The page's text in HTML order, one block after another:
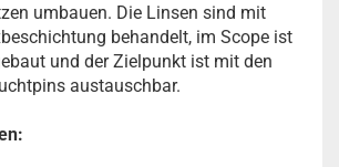
umbauen. Die Linsen sind mit
behandelt, im Scope ist
und der Zielpunkt ist mit den
austauschbar.